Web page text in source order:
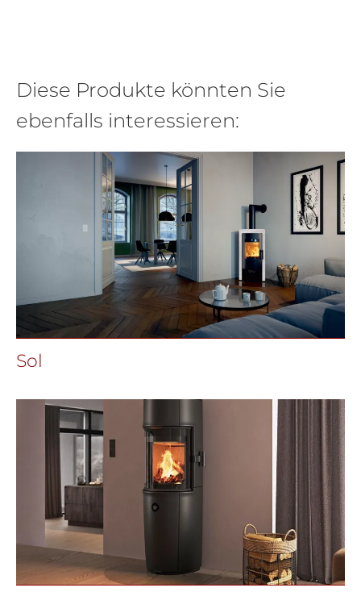
Diese Produkte könnten Sie
ebenfalls interessieren:
Sol